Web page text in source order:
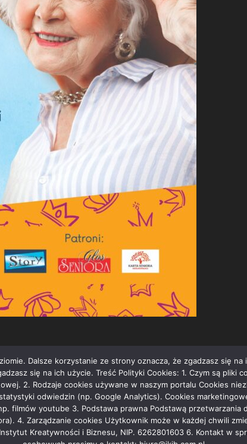
Dalsze korzystanie ze strony oznacza, że zgadzasz się
się na ich użycie. Treść Polityki Cookies: 1. Czym są
2. Rodzaje cookies używane w naszym portalu Cookies
odwiedzin (np. Google Analytics). Cookies
filmów youtube 3. Podstawa prawna Podstawą przetwarzania
4. Zarządzanie cookies Użytkownik może w każdej chwili
Kreatywności i Biznesu, NIP. 6262801603 6. Kontakt w